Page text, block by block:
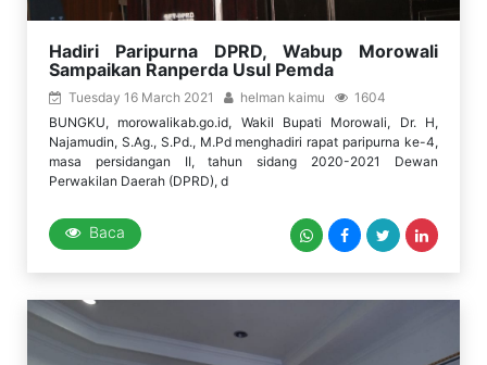
Hadiri Paripurna DPRD, Wabup Morowali
Sampaikan Ranperda Usul Pemda
Tuesday 16 March 2021 helman kaimu
1604
BUNGKU, morowalikab.go.id, Wakil Bupati Morowali, Dr. H,
Najamudin, S.Ag., S.Pd., M.Pd menghadiri rapat paripurna ke-4,
masa persidangan II, tahun sidang 2020-2021 Dewan
Perwakilan Daerah (DPRD), d
Baca